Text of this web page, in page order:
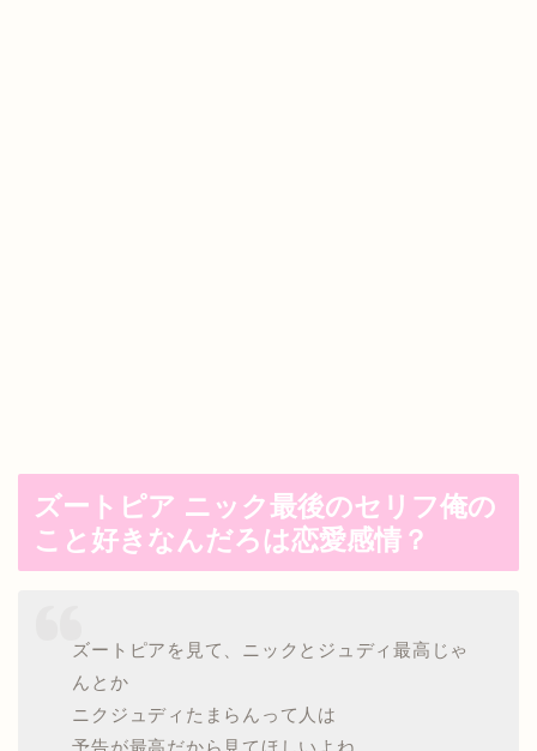
ズートピア ニック最後のセリフ俺の
こと好きなんだろは恋愛感情？
ズートピアを見て、ニックとジュディ最高じゃ
んとか
ニクジュディたまらんって人は